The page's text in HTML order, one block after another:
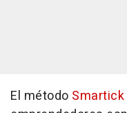
El método Smartick